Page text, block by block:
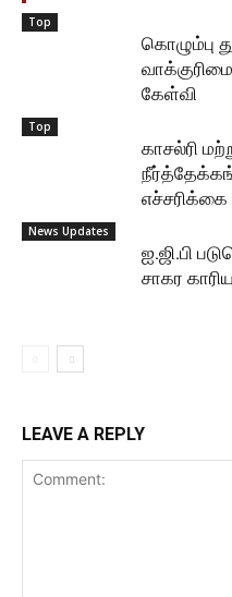
Top
கொழும்பு
கேள்வி
Top
காசல்ரி
எச்சரிக்கை
News Updates
ஐ.ஜி.பி
சாகர
LEAVE A REPLY